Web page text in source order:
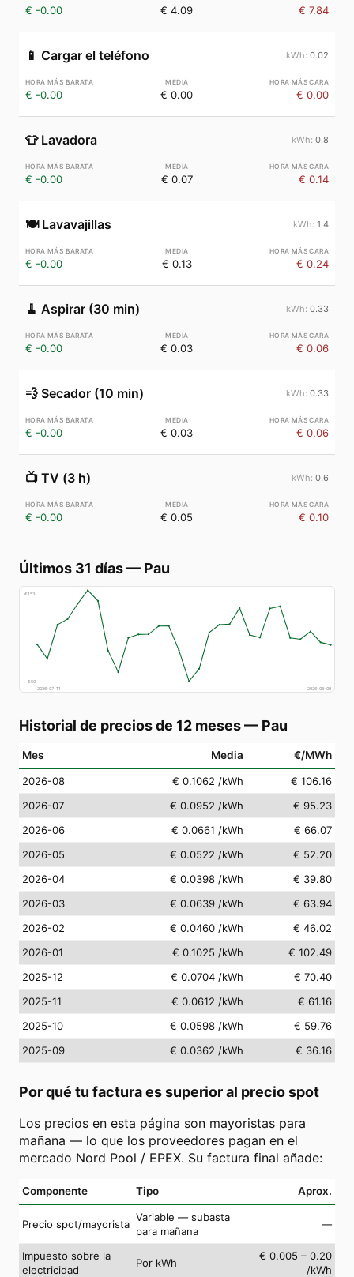
€ -0.00 € 4.09 € 7.84
📱 Cargar el teléfono 0.02
€ -0.00 € 0.00 € 0.00
👕 Lavadora 0.8
€ -0.00 € 0.07 € 0.14
🍽️ Lavavajillas 1.4
€ -0.00 € 0.13 € 0.24
🧹 Aspirar (30 min) 0.33
€ -0.00 € 0.03 € 0.06
💨 Secador (10 min) 0.33
€ -0.00 € 0.03 € 0.06
📺 TV (3 h) 0.6
€ -0.00 € 0.05 € 0.10
Últimos 31 días— Pau
€153
€50
2026-07-11
2026-08-09
Historial de precios de 12 meses— Pau
Mes Media €/MWh
2026-08 € 0.1062 /kWh
€ 106.16
2026-07
€ 0.0952 /kWh
€ 95.23
2026-06
€ 0.0661 /kWh
€ 66.07
2026-05
€ 0.0522 /kWh
€ 52.20
2026-04
€ 0.0398 /kWh
€ 39.80
2026-03
€ 0.0639 /kWh
€ 63.94
2026-02
€ 0.0460 /kWh
€ 46.02
2026-01
€ 0.1025 /kWh
€ 102.49
2025-12
€ 0.0704 /kWh
€ 70.40
2025-11
€ 0.0612 /kWh
€ 61.16
2025-10
€ 0.0598 /kWh
€ 59.76
2025-09
€ 0.0362 /kWh € 36.16
Por qué tu factura es superior al precio spot
Los precios en esta página son mayoristas para
mañana — lo que los proveedores pagan en el
mercado Nord Pool / EPEX. Su factura final añade:
Componente Tipo Aprox.
Precio spot/mayorista
Variable — subasta
para mañana
—
Impuesto sobre la
electricidad
Por kWh
€ 0.005 – 0.20
/kWh